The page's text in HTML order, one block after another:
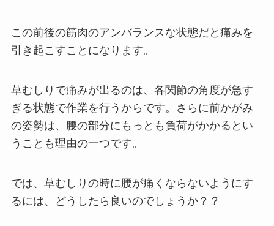
この前後の筋肉のアンバランスな状態だと痛みを
引き起こすことになります。
草むしりで痛みが出るのは、各関節の角度が急す
ぎる状態で作業を行うからです。さらに前かがみ
の姿勢は、腰の部分にもっとも負荷がかかるとい
うことも理由の一つです。
では、草むしりの時に腰が痛くならないようにす
るには、どうしたら良いのでしょうか？？